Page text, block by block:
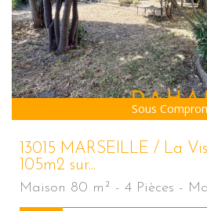
Sous
13015 MARSEILLE / La
105m2 sur...
Maison 80 m² - 4 Pièces -